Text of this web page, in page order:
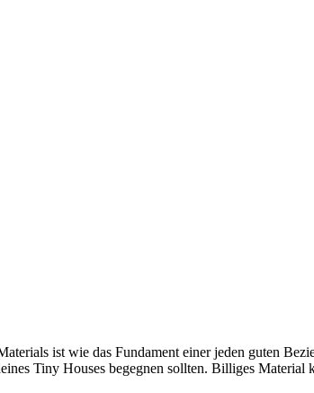
ist wie das Fundament einer jeden guten
Tiny Houses begegnen sollten. Billiges